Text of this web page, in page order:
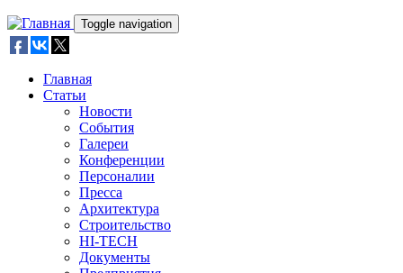
Toggle navigation
Главная
Статьи
Новости
События
Галереи
Конференции
Персоналии
Пресса
Архитектура
Строительство
HI-TECH
Документы